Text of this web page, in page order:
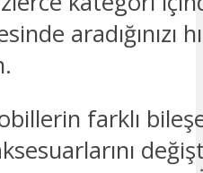
aradığınızı
farklı